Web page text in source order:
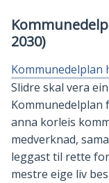
2030)
Kommunedelplan
Slidre skal vera
Kommunedelplan
anna korleis
medverknad,
leggast til rette
mestre eige liv